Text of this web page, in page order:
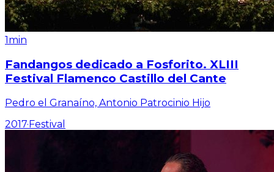
1min
Fandangos dedicado a Fosforito. XLIII
Festival Flamenco Castillo del Cante
Pedro el Granaíno, Antonio Patrocinio Hijo
2017·Festival